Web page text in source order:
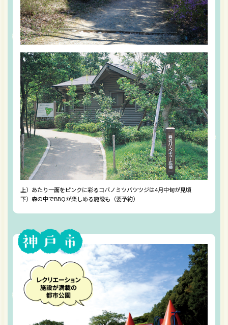
上）あたり一面をピンクに彩るコバノミツバツツジは4月中旬が見頃
下）森の中でBBQが楽しめる施設も（要予約）